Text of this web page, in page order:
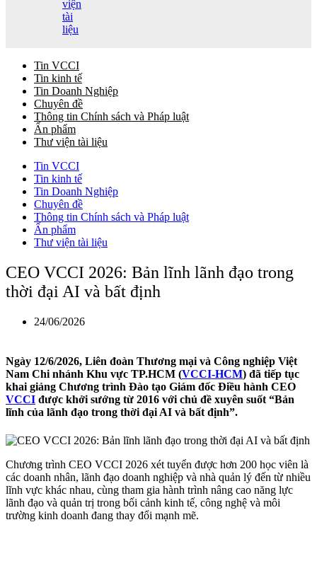
viện
tài
liệu
Tin VCCI
Tin kinh tế
Tin Doanh Nghiệp
Chuyên đề
Thông tin Chính sách và Pháp luật
Ấn phẩm
Thư viện tài liệu
Tin VCCI
Tin kinh tế
Tin Doanh Nghiệp
Chuyên đề
Thông tin Chính sách và Pháp luật
Ấn phẩm
Thư viện tài liệu
CEO VCCI 2026: Bản lĩnh lãnh đạo trong
thời đại AI và bất định
24/06/2026
Ngày 12/6/2026, Liên đoàn Thương mại và Công nghiệp Việt
Nam Chi nhánh Khu vực TP.HCM (VCCI-HCM) đã tiếp tục
khai giảng Chương trình Đào tạo Giám đốc Điều hành CEO
VCCI được khởi sướng từ 2016 với chủ đề xuyên suốt “Bản
lĩnh của lãnh đạo trong thời đại AI và bất định”.
Chương trình CEO VCCI 2026 xét tuyển được hơn 200 học viên là
các doanh nhân, lãnh đạo doanh nghiệp và nhà quản lý đến từ nhiều
lĩnh vực khác nhau, cùng tham gia hành trình nâng cao năng lực
lãnh đạo và quản trị trong bối cảnh kinh tế, công nghệ và môi
trường kinh doanh đang thay đổi mạnh mẽ.